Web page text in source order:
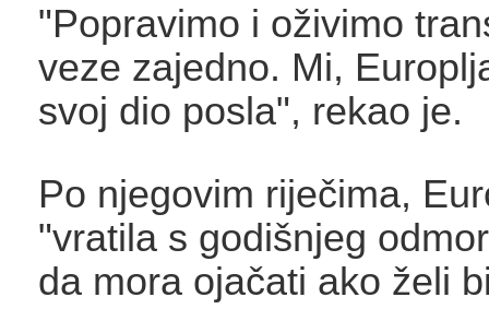
"Popravimo i oživimo
veze zajedno. Mi,
svoj dio posla", rekao je.
Po njegovim riječima,
"vratila s godišnjeg
da mora ojačati ako želi